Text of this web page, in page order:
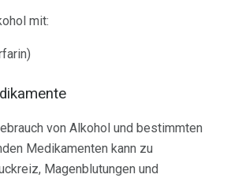
mit:
von Alkohol und bestimmten
Medikamenten kann zu
Magenblutungen und